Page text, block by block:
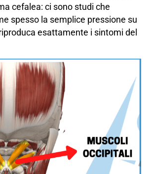
cefalea: ci sono studi che
spesso la semplice pressione su
esattamente i sintomi del